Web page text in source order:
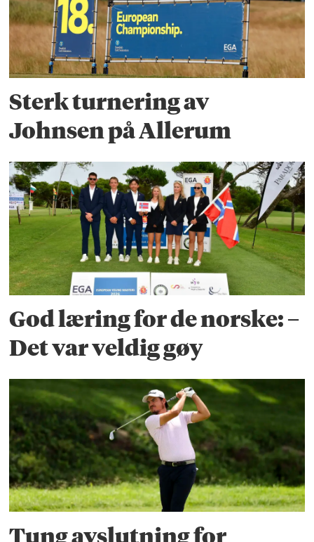
Sterk turnering av
Johnsen på Allerum
God læring for de norske: –
Det var veldig gøy
Tung avslutning for